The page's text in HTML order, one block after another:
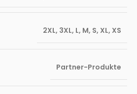
2XL, 3XL, L, M, S, XL, XS
Partner-Produkte